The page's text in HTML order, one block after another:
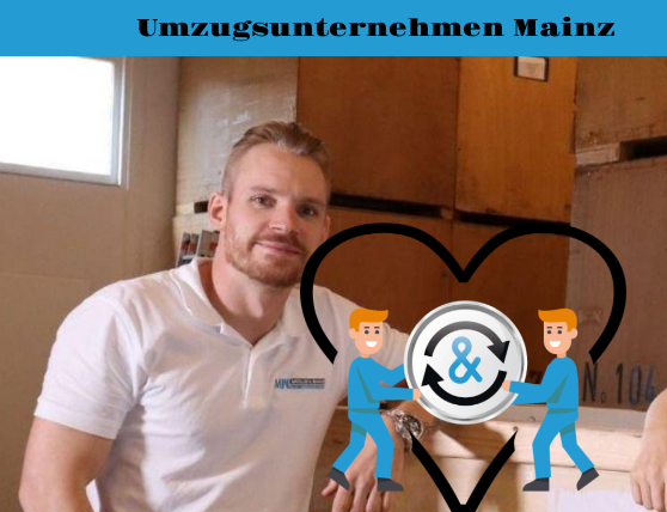
Umzugsunternehmen Mainz